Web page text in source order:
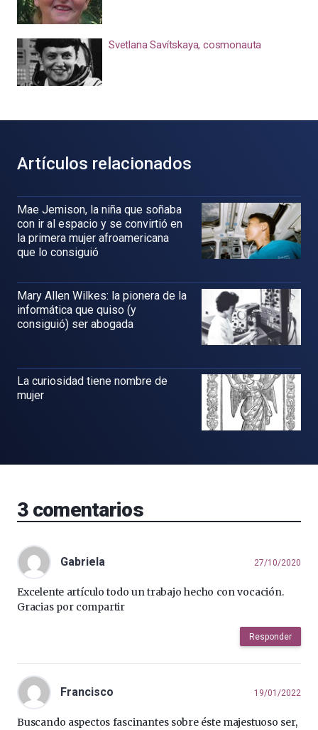
Svetlana Savítskaya, cosmonauta
Artículos relacionados
Mae Jemison, la niña que soñaba
con ir al espacio y se convirtió en
la primera mujer afroamericana
que lo consiguió
Mary Allen Wilkes: la pionera de la
informática que quiso (y
consiguió) ser abogada
La curiosidad tiene nombre de
mujer
3comentarios
Gabriela 27/10/2020
Excelente artículo todo un trabajo hecho con vocación.
Gracias por compartir
Responder
Francisco 19/01/2022
Buscando aspectos fascinantes sobre éste majestuoso ser,